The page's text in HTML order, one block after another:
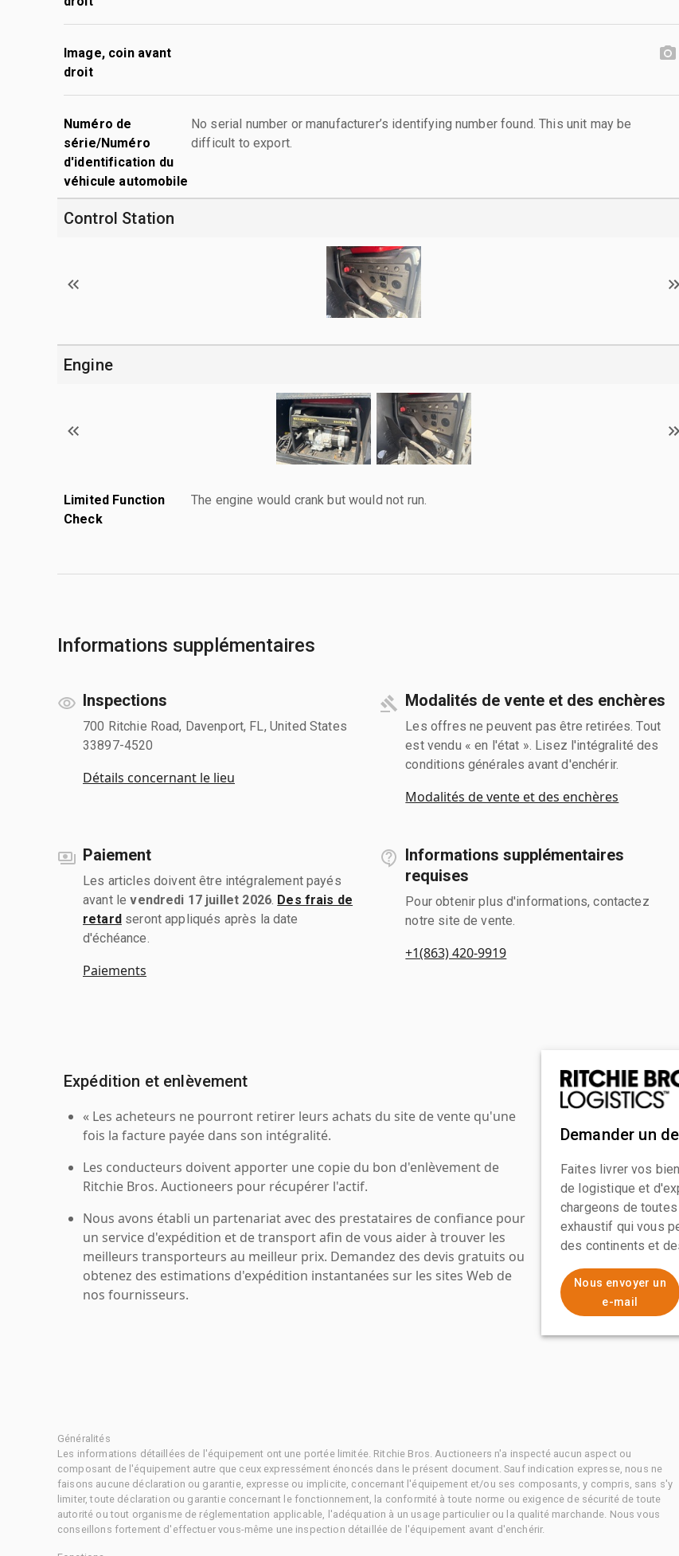
Image, coin avant
droit
Numéro de
série/Numéro
d'identification du
véhicule automobile
No serial number or manufacturer’s identifying number found. This unit may be
difficult to export.
Control Station
Engine
Limited Function
Check
The engine would crank but would not run.
Informations supplémentaires
Inspections
700 Ritchie Road, Davenport, FL, United States
33897-4520
Détails concernant le lieu
Modalités de vente et des enchères
Les offres ne peuvent pas être retirées. Tout
est vendu « en l'état ». Lisez l'intégralité des
conditions générales avant d'enchérir.
Modalités de vente et des enchères
Paiement
Les articles doivent être intégralement payés
avant levendredi 17 juillet 2026. Des frais de
retardseront appliqués après la date
d'échéance.
Paiements
Informations supplémentaires
requises
Pour obtenir plus d'informations, contactez
notre site de vente.
+1(863) 420-9919
Expédition et enlèvement
« Les acheteurs ne pourront retirer leurs achats du site de vente qu'une
fois la facture payée dans son intégralité.
Les conducteurs doivent apporter une copie du bon d'enlèvement de
Ritchie Bros. Auctioneers pour récupérer l'actif.
Nous avons établi un partenariat avec des prestataires de confiance pour
un service d'expédition et de transport afin de vous aider à trouver les
meilleurs transporteurs au meilleur prix. Demandez des devis gratuits ou
obtenez des estimations d'expédition instantanées sur les sites Web de
nos fournisseurs.
Demander un
Faites livrer vos
de logistique et
chargeons de
exhaustif qui vous
des continents et
Nous envoyer un
e-mail
Généralités
Les informations détaillées de l'équipement ont une portée limitée. Ritchie Bros. Auctioneers n'a inspecté aucun aspect ou
composant de l'équipement autre que ceux expressément énoncés dans le présent document. Sauf indication expresse, nous ne
faisons aucune déclaration ou garantie, expresse ou implicite, concernant l'équipement et/ou ses composants, y compris, sans s'y
limiter, toute déclaration ou garantie concernant le fonctionnement, la conformité à toute norme ou exigence de sécurité de toute
autorité ou tout organisme de réglementation applicable, l'adéquation à un usage particulier ou la qualité marchande. Nous vous
conseillons fortement d'effectuer vous-même une inspection détaillée de l'équipement avant d'enchérir.